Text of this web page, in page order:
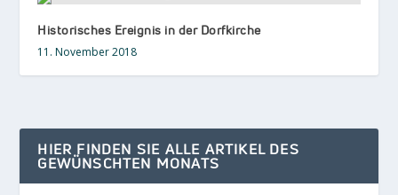
Historisches Ereignis in der Dorfkirche
11. November 2018
HIER FINDEN SIE ALLE ARTIKEL DES
GEWÜNSCHTEN MONATS